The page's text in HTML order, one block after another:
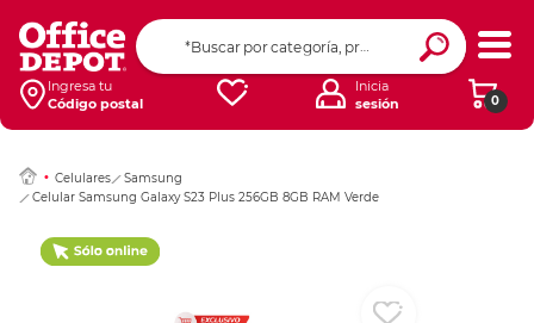
Ingresa tu
Código postal
0
Inicia
sesión
Celulares
Samsung
Celular Samsung Galaxy S23 Plus 256GB 8GB RAM Verde
Ingresar Codigo